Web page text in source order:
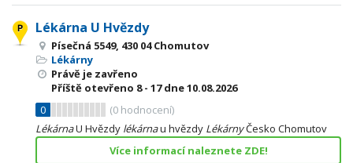
Lékárna U Hvězdy
Písečná 5549, 430 04 Chomutov
Lékárny
Právě je zavřeno
Příště otevřeno 8 - 17dne 10.08.2026
0
(0 hodnocení)
LékárnaU Hvězdy lékárnau hvězdy LékárnyČesko Chomutov
Více informací naleznete ZDE!